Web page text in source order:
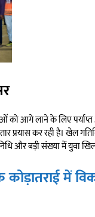
को आगे लाने के लिए
प्रयास कर रही है। खेल
और बड़ी संख्या में युवा
में